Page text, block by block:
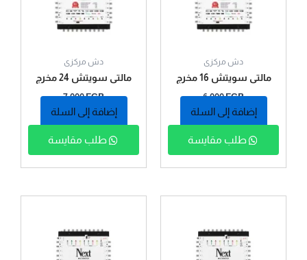
دش مركزى
مالتي سويتش 16 مخرج
6.000EGP
إضافة إلى السلة
طلب مقايسة
دش مركزى
مالتي سويتش 24 مخرج
7.000EGP
إضافة إلى السلة
طلب مقايسة